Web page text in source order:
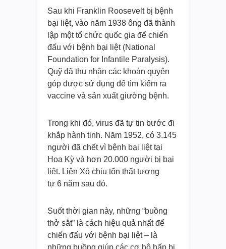
Sau khi Franklin Roosevelt bị bệnh
bại liệt, vào năm 1938 ông đã thành
lập một tổ chức quốc gia để chiến
đấu với bệnh bại liệt (National
Foundation for Infantile Paralysis).
Quỹ đã thu nhận các khoản quyên
góp được sử dụng để tìm kiếm ra
vaccine và sản xuất giường bệnh.
Trong khi đó, virus đã tự tin bước đi
khắp hành tinh. Năm 1952, có 3.145
người đã chết vì bệnh bại liệt tại
Hoa Kỳ và hơn 20.000 người bị bại
liệt. Liên Xô chịu tổn thất tương
tự 6 năm sau đó.
Suốt thời gian này, những “buồng
thở sắt” là cách hiệu quả nhất để
chiến đấu với bệnh bại liệt – là